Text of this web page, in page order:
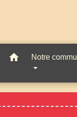
home Notre